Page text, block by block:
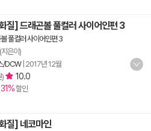
질] 드래곤볼 풀컬러 사이어인편 3
풀컬러 사이어인편 3
은이)
/DCW| 2017년 12월
) 10.0
31%할인
질] 네코마인